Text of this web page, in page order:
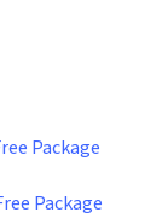
Package
Package